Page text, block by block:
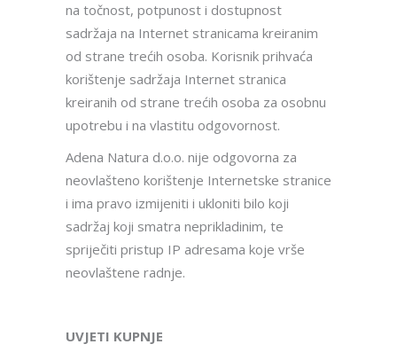
na točnost, potpunost i dostupnost
sadržaja na Internet stranicama kreiranim
od strane trećih osoba. Korisnik prihvaća
korištenje sadržaja Internet stranica
kreiranih od strane trećih osoba za osobnu
upotrebu i na vlastitu odgovornost.
Adena Natura d.o.o. nije odgovorna za
neovlašteno korištenje Internetske stranice
i ima pravo izmijeniti i ukloniti bilo koji
sadržaj koji smatra neprikladinim, te
spriječiti pristup IP adresama koje vrše
neovlaštene radnje.
UVJETI KUPNJE